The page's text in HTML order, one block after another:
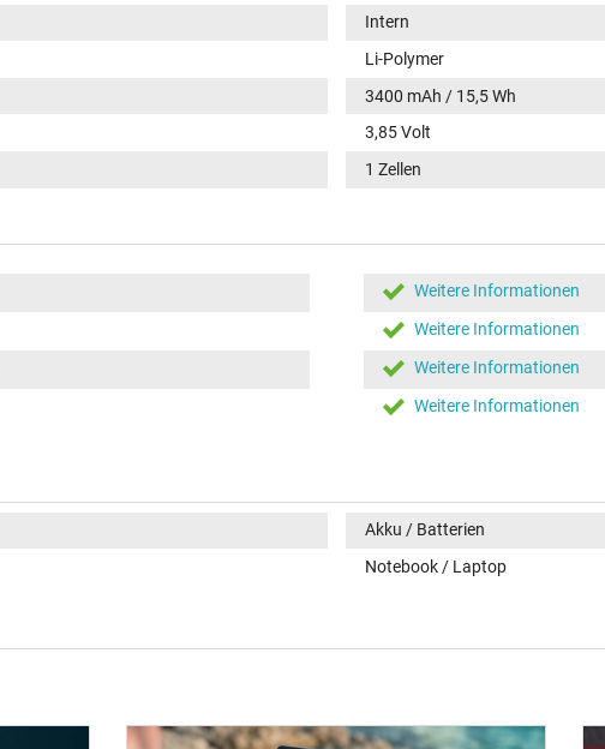
Intern
Li-Polymer
3400 mAh / 15,5 Wh
3,85 Volt
1 Zellen
Weitere Informationen
Weitere Informationen
Weitere Informationen
Weitere Informationen
Akku / Batterien
Notebook / Laptop